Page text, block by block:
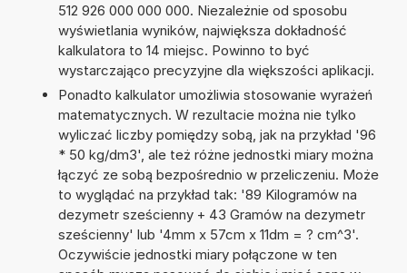
512 926 000 000 000. Niezależnie od sposobu
wyświetlania wyników, największa dokładność
kalkulatora to 14 miejsc. Powinno to być
wystarczająco precyzyjne dla większości aplikacji.
Ponadto kalkulator umożliwia stosowanie wyrażeń
matematycznych. W rezultacie można nie tylko
wyliczać liczby pomiędzy sobą, jak na przykład '96
* 50 kg/dm3', ale też różne jednostki miary można
łączyć ze sobą bezpośrednio w przeliczeniu. Może
to wyglądać na przykład tak: '89 Kilogramów na
dezymetr sześcienny + 43 Gramów na dezymetr
sześcienny' lub '4mm x 57cm x 11dm = ? cm^3'.
Oczywiście jednostki miary połączone w ten